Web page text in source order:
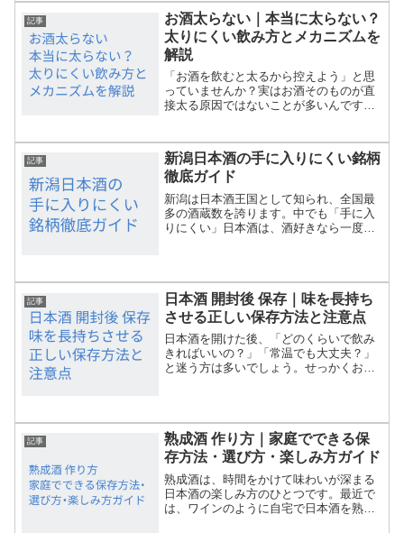
だらだら続いてしまう理由を探りなが
ら、充実感のある飲み方や時...
記事
お酒太らない｜本当に太らない？
太りにくい飲み方とメカニズムを
解説
「お酒を飲むと太るから控えよう」と思
っていませんか？実はお酒そのものが直
接太る原因ではないことが多いんです。
は「お酒太らない」というキーワード
で、科学的な理由から実践的...
記事
新潟日本酒の手に入りにくい銘柄
徹底ガイド
新潟は日本酒王国として知られ、全国最
多の酒蔵数を誇ります。中でも「手に入
りにくい」日本酒は、酒好きなら一度は
潟の希少な日本酒の魅力や特...
記事
日本酒 開封後 保存｜味を長持ち
させる正しい保存方法と注意点
日本酒を開けた後、「どのくらいで飲み
きればいいの？」「常温でも大丈夫？」
と迷う方は多いでしょう。せっかくお気
について、冷蔵のコツや保...
記事
熟成酒 作り方｜家庭でできる保
存方法・選び方・楽しみ方ガイド
熟成酒は、時間をかけて味わいが深まる
日本酒の楽しみ方のひとつです。最近で
は、ワインのように自宅で日本酒を熟成